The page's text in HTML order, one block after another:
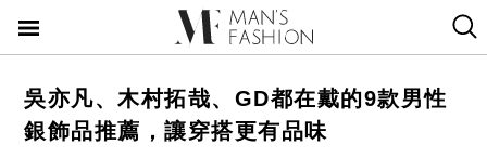
吳亦凡、木村拓哉、GD都在戴的9款男性
銀飾品推薦，讓穿搭更有品味